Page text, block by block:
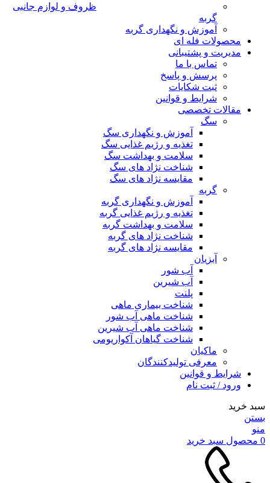
ظروف و لوازم جانبی
گربه
آموزش و نگهداری گربه
محصولات فله ای
مدیریت و پشتیبانی
تماس با ما
پرسش و پاسخ
ثبت شکایات
شرایط و قوانین
مقالات تخصصی
سگ
آموزش و نگهداری سگ
تغذیه و رژیم غذایی سگ
سلامت و بهداشت سگ
شناخت نژاد های سگ
مقایسه نژاد های سگ
گربه
آموزش و نگهداری گربه
تغذیه و رژیم غذایی گربه
سلامت و بهداشت گربه
شناخت نژاد های گربه
مقایسه نژاد های گربه
آبزیان
آب شور
آب شیرین
پلنت
شناخت بیماری ماهی
شناخت ماهی آب شور
شناخت ماهی آب شیرین
شناخت گیاهان آکواریومی
ماکیان
معرفی تولیدکنندگان
شرایط و قوانین
ورود / ثبت نام
سبد خرید
بستن
منو
0 محصول سبد خرید